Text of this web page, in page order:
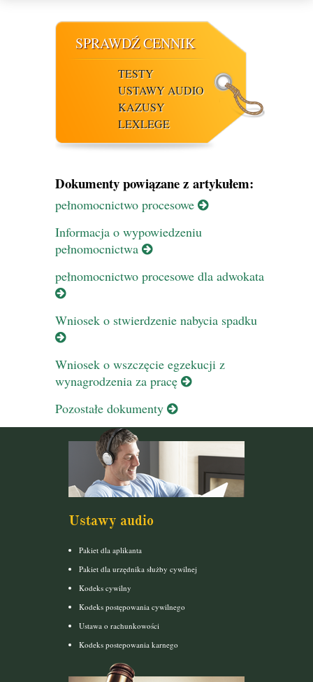
SPRAWDŹ CENNIK
TESTY
USTAWY AUDIO
KAZUSY
LEXLEGE
Dokumenty powiązane z artykułem:
pełnomocnictwo procesowe
Informacja o wypowiedzeniu
pełnomocnictwa
pełnomocnictwo procesowe dla adwokata
Wniosek o stwierdzenie nabycia spadku
Wniosek o wszczęcie egzekucji z
wynagrodzenia za pracę
Pozostałe dokumenty
Ustawy audio
Pakiet dla aplikanta
Pakiet dla urzędnika służby cywilnej
Kodeks cywilny
Kodeks postępowania cywilnego
Ustawa o rachunkowości
Kodeks postepowania karnego